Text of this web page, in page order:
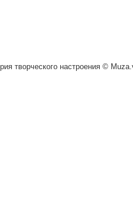
творческого настроения ©